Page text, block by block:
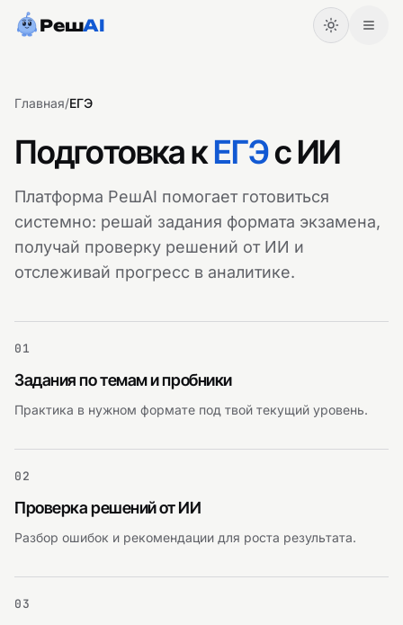
РешAI
Главная/ЕГЭ
Подготовка кЕГЭс ИИ
Платформа РешAI помогает готовиться
системно: решай задания формата экзамена,
получай проверку решений от ИИ и
отслеживай прогресс в аналитике.
01
Задания по темам и пробники
Практика в нужном формате под твой текущий уровень.
02
Проверка решений от ИИ
Разбор ошибок и рекомендации для роста результата.
03